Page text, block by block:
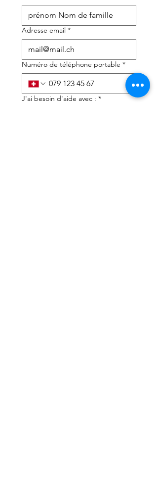
Adresse email *
Numéro de téléphone portable *
J'ai besoin d'aide avec : *